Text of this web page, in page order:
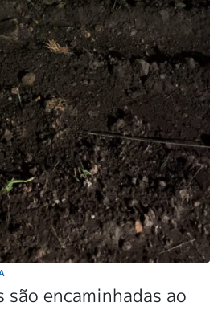
são encaminhadas ao